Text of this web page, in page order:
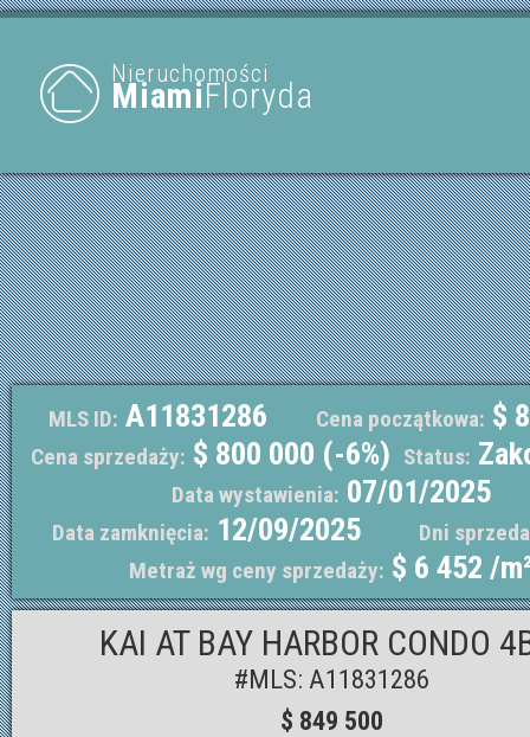
Nieruchomości
MiamiFloryda
MLS ID: A11831286 Cena początkowa: $
Cena sprzedaży: $ 800 000 (-6%) Status:
Data wystawienia: 07/01/2025
Data zamknięcia: 12/09/2025
Dni
Metraż wg ceny sprzedaży: $ 6 452 /
KAI AT BAY HARBOR CONDO
#MLS: A11831286
$ 849 500